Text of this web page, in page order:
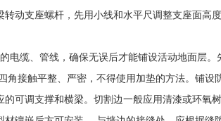
动支座螺杆，先用小线和水平尺调整支座面高
缆、管线，确保无误后才能铺设活动地面层。
接触平整、严密，不得使用加垫的方法。铺设
可调支撑和横梁。切割边一般应用清漆或环氧